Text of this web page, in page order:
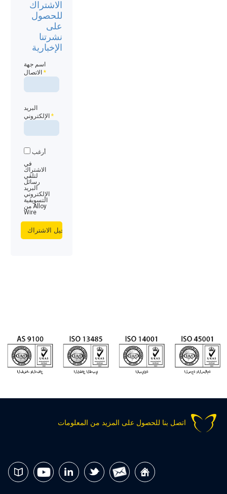
الاشتراك
للحصول
على
نشرتنا
الإخبارية
اسم جهة
الاتصال*
البريد
الإلكتروني*
أرغب
في
الاشتراك
لتلقي
رسائل
البريد
الإلكتروني
التسويقية
من Alloy
Wire
اتصل بنا للحصول على المزيد من المعلومات